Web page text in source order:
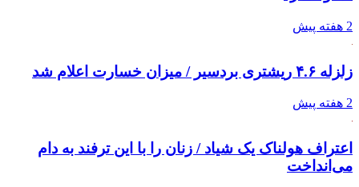
2 هفته پیش
زلزله ۴.۶ ریشتری بردسیر / میزان خسارت اعلام شد
2 هفته پیش
اعتراف هولناک یک شیاد / زنان را با این ترفند به دام
می‌انداخت